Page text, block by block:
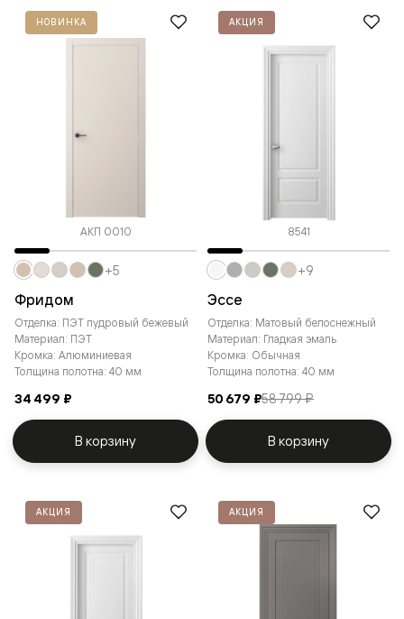
НОВИНКА
АКП 0010
Фридом
Отделка: ПЭТ пудровый бежевый
Материал: ПЭТ
Кромка: Алюминиевая
Толщина полотна: 40 мм
34 499 ₽
+5
В корзину
АКЦИЯ
8541
Эссе
Отделка: Матовый белоснежный
Материал: Гладкая эмаль
Кромка: Обычная
Толщина полотна: 40 мм
50 679 ₽58 799 ₽
+9
В корзину
АКЦИЯ АКЦИЯ